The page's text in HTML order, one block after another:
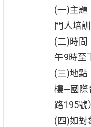
(一)主題
門人培
(二)時間
午9時至
(三)地點
樓─國際
路195號
(四)如對